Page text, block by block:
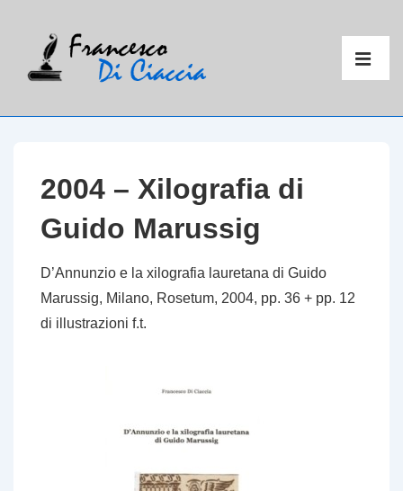
2004 – Xilografia di
Guido Marussig
D’Annunzio e la xilografia lauretana di Guido
Marussig, Milano, Rosetum, 2004, pp. 36 + pp. 12
di illustrazioni f.t.